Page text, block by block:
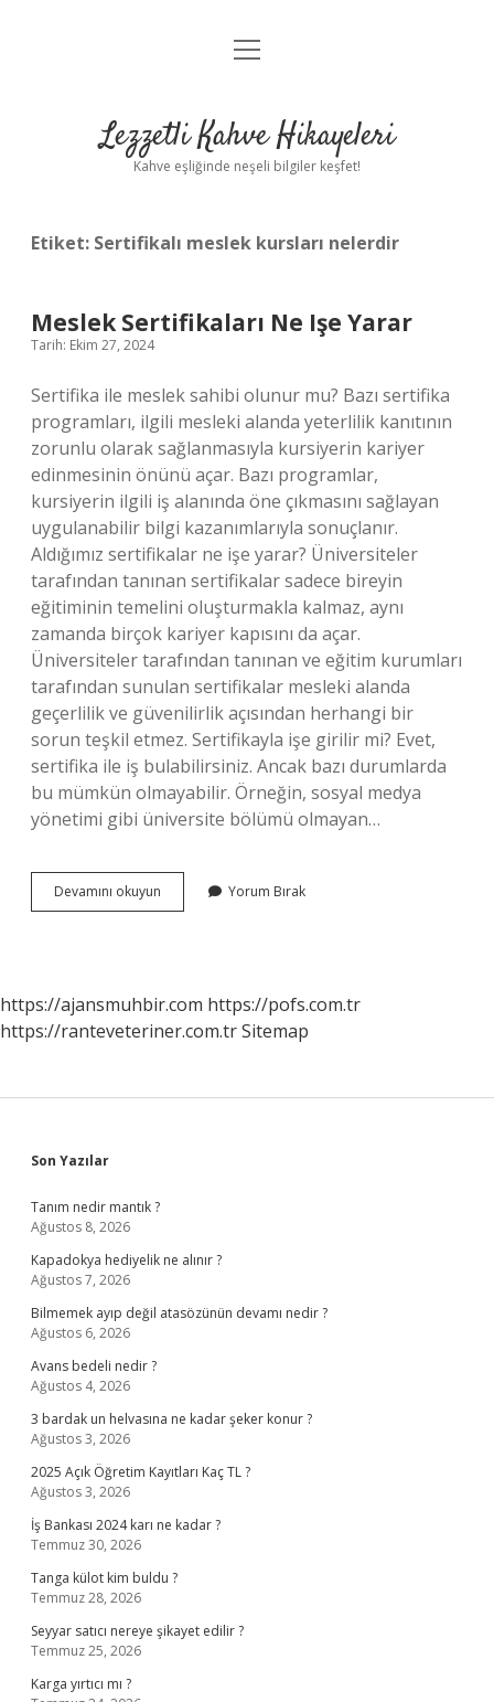
Anasayfa
Yasal Uyarı
menüyü
Lezzetli Kahve Hikayeleri
Kahve eşliğinde neşeli bilgiler keşfet!
Etiket: Sertifikalı meslek kursları nelerdir
Meslek Sertifikaları Ne Işe Yarar
Tarih: Ekim 27, 2024
Sertifika ile meslek sahibi olunur mu? Bazı sertifika
programları, ilgili mesleki alanda yeterlilik kanıtının
zorunlu olarak sağlanmasıyla kursiyerin kariyer
edinmesinin önünü açar. Bazı programlar,
kursiyerin ilgili iş alanında öne çıkmasını sağlayan
uygulanabilir bilgi kazanımlarıyla sonuçlanır.
Aldığımız sertifikalar ne işe yarar? Üniversiteler
tarafından tanınan sertifikalar sadece bireyin
eğitiminin temelini oluşturmakla kalmaz, aynı
zamanda birçok kariyer kapısını da açar.
Üniversiteler tarafından tanınan ve eğitim kurumları
tarafından sunulan sertifikalar mesleki alanda
geçerlilik ve güvenilirlik açısından herhangi bir
sorun teşkil etmez. Sertifikayla işe girilir mi? Evet,
sertifika ile iş bulabilirsiniz. Ancak bazı durumlarda
bu mümkün olmayabilir. Örneğin, sosyal medya
yönetimi gibi üniversite bölümü olmayan…
Devamını okuyun
Sertifikaları
Yorum Bırak
https://ajansmuhbir.com https://pofs.com.tr
https://ranteveteriner.com.trSitemap
Sidebar
Son Yazılar
Tanım nedir mantık ?
Ağustos 8, 2026
Kapadokya hediyelik ne alınır ?
Ağustos 7, 2026
Bilmemek ayıp değil atasözünün devamı nedir ?
Ağustos 6, 2026
Avans bedeli nedir ?
Ağustos 4, 2026
3 bardak un helvasına ne kadar şeker konur ?
Ağustos 3, 2026
2025 Açık Öğretim Kayıtları Kaç TL ?
Ağustos 3, 2026
İş Bankası 2024 karı ne kadar ?
Temmuz 30, 2026
Tanga külot kim buldu ?
Temmuz 28, 2026
Seyyar satıcı nereye şikayet edilir ?
Temmuz 25, 2026
Karga yırtıcı mı ?